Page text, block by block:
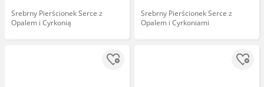
Srebrny Pierścionek Serce z
Opalem i Cyrkonią
Srebrny Pierścionek Serce z
Opalem i Cyrkoniami